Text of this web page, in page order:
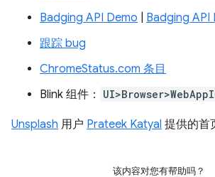
Badging API Demo
Badging API
跟踪 bug
ChromeStatus.com 条目
Blink 组件：
Unsplash 用户 Prateek Katyal 提供的首
该内容对您有帮助吗？